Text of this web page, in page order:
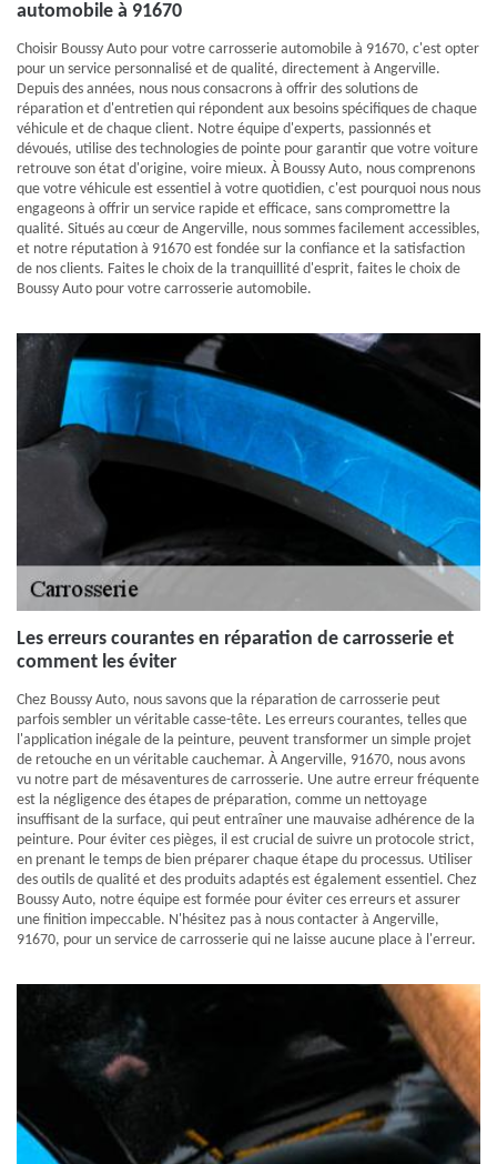
automobile à 91670
Choisir Boussy Auto pour votre carrosserie automobile à 91670, c'est opter
pour un service personnalisé et de qualité, directement à Angerville.
Depuis des années, nous nous consacrons à offrir des solutions de
réparation et d'entretien qui répondent aux besoins spécifiques de chaque
véhicule et de chaque client. Notre équipe d'experts, passionnés et
dévoués, utilise des technologies de pointe pour garantir que votre voiture
retrouve son état d'origine, voire mieux. À Boussy Auto, nous comprenons
que votre véhicule est essentiel à votre quotidien, c'est pourquoi nous nous
engageons à offrir un service rapide et efficace, sans compromettre la
qualité. Situés au cœur de Angerville, nous sommes facilement accessibles,
et notre réputation à 91670 est fondée sur la confiance et la satisfaction
de nos clients. Faites le choix de la tranquillité d'esprit, faites le choix de
Boussy Auto pour votre carrosserie automobile.
Les erreurs courantes en réparation de carrosserie et
comment les éviter
Chez Boussy Auto, nous savons que la réparation de carrosserie peut
parfois sembler un véritable casse-tête. Les erreurs courantes, telles que
l'application inégale de la peinture, peuvent transformer un simple projet
de retouche en un véritable cauchemar. À Angerville, 91670, nous avons
vu notre part de mésaventures de carrosserie. Une autre erreur fréquente
est la négligence des étapes de préparation, comme un nettoyage
insuffisant de la surface, qui peut entraîner une mauvaise adhérence de la
peinture. Pour éviter ces pièges, il est crucial de suivre un protocole strict,
en prenant le temps de bien préparer chaque étape du processus. Utiliser
des outils de qualité et des produits adaptés est également essentiel. Chez
Boussy Auto, notre équipe est formée pour éviter ces erreurs et assurer
une finition impeccable. N'hésitez pas à nous contacter à Angerville,
91670, pour un service de carrosserie qui ne laisse aucune place à l'erreur.